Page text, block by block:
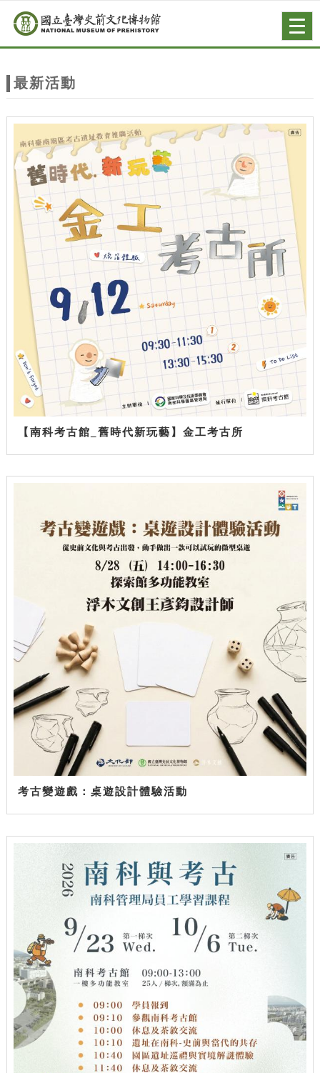
站
主
題
跳到主要內容
網站導覽
最新活動
【南科考古館_舊時代新玩藝】金工考古所
考古變遊戲：桌遊設計體驗活動